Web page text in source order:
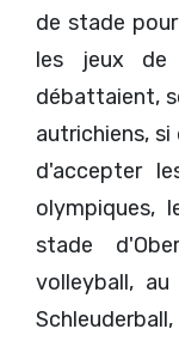
de stade
les jeux de
débattaient,
autrichiens,
d'accepter
olympiques,
stade
volleyball,